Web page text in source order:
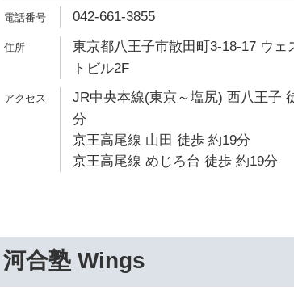
042-661-3855
東京都八王子市散田町3-18-17 ウェ
トビル2F
JR中央本線(東京～塩尻) 西八王子
分
京王高尾線 山田 徒歩 約19分
京王高尾線 めじろ台 徒歩 約19分
河合塾 Wings